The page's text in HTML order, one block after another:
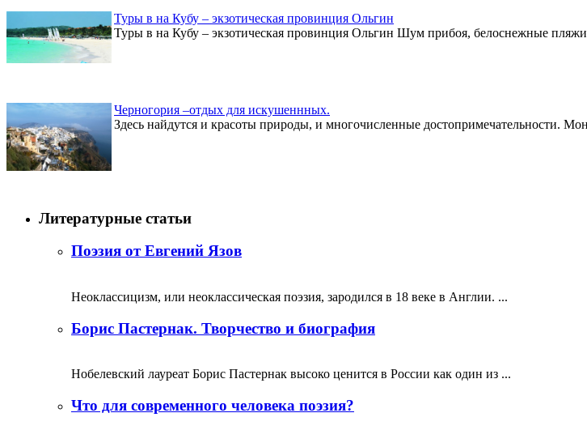
Туры в на Кубу – экзотическая провинция Ольгин
Туры в на Кубу – экзотическая провинция Ольгин Шум прибоя, белоснежные
Черногория –отдых для искушеннных.
Здесь найдутся и красоты природы, и многочисленные достопримечательности.
Литературные статьи
Поэзия от Евгений Язов
Неоклассицизм, или неоклассическая поэзия, зародился в 18 веке в Англии. ...
Борис Пастернак. Творчество и биография
Нобелевский лауреат Борис Пастернак высоко ценится в России как один из ...
Что для современного человека поэзия?